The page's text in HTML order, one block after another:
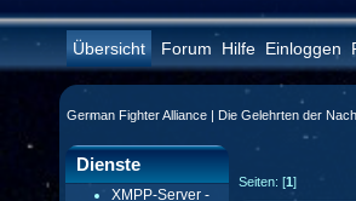
Übersicht Forum Hilfe Einloggen
German Fighter Alliance | Die Gelehrten der
Dienste
XMPP-Server -
Seiten: [1]